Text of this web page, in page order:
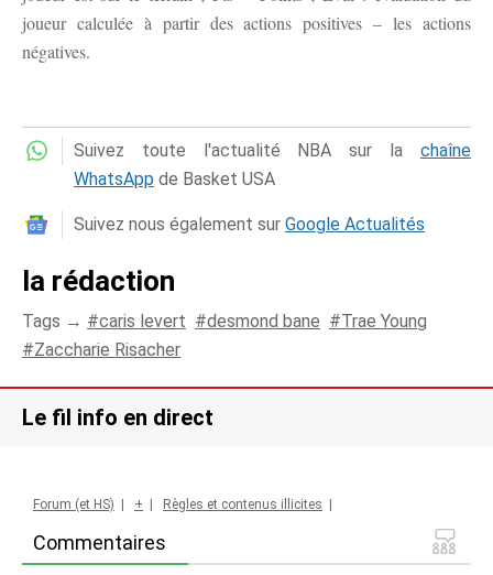
joueur calculée à partir des actions positives – les actions
négatives.
Suivez toute l'actualité NBA sur la chaîne
WhatsApp de Basket USA
Suivez nous également sur Google Actualités
la rédaction
Tags → caris levert desmond bane
Trae Young
Zaccharie Risacher
Le fil info en direct
Commentaires
Forum (et HS) + Règles et contenus illicites